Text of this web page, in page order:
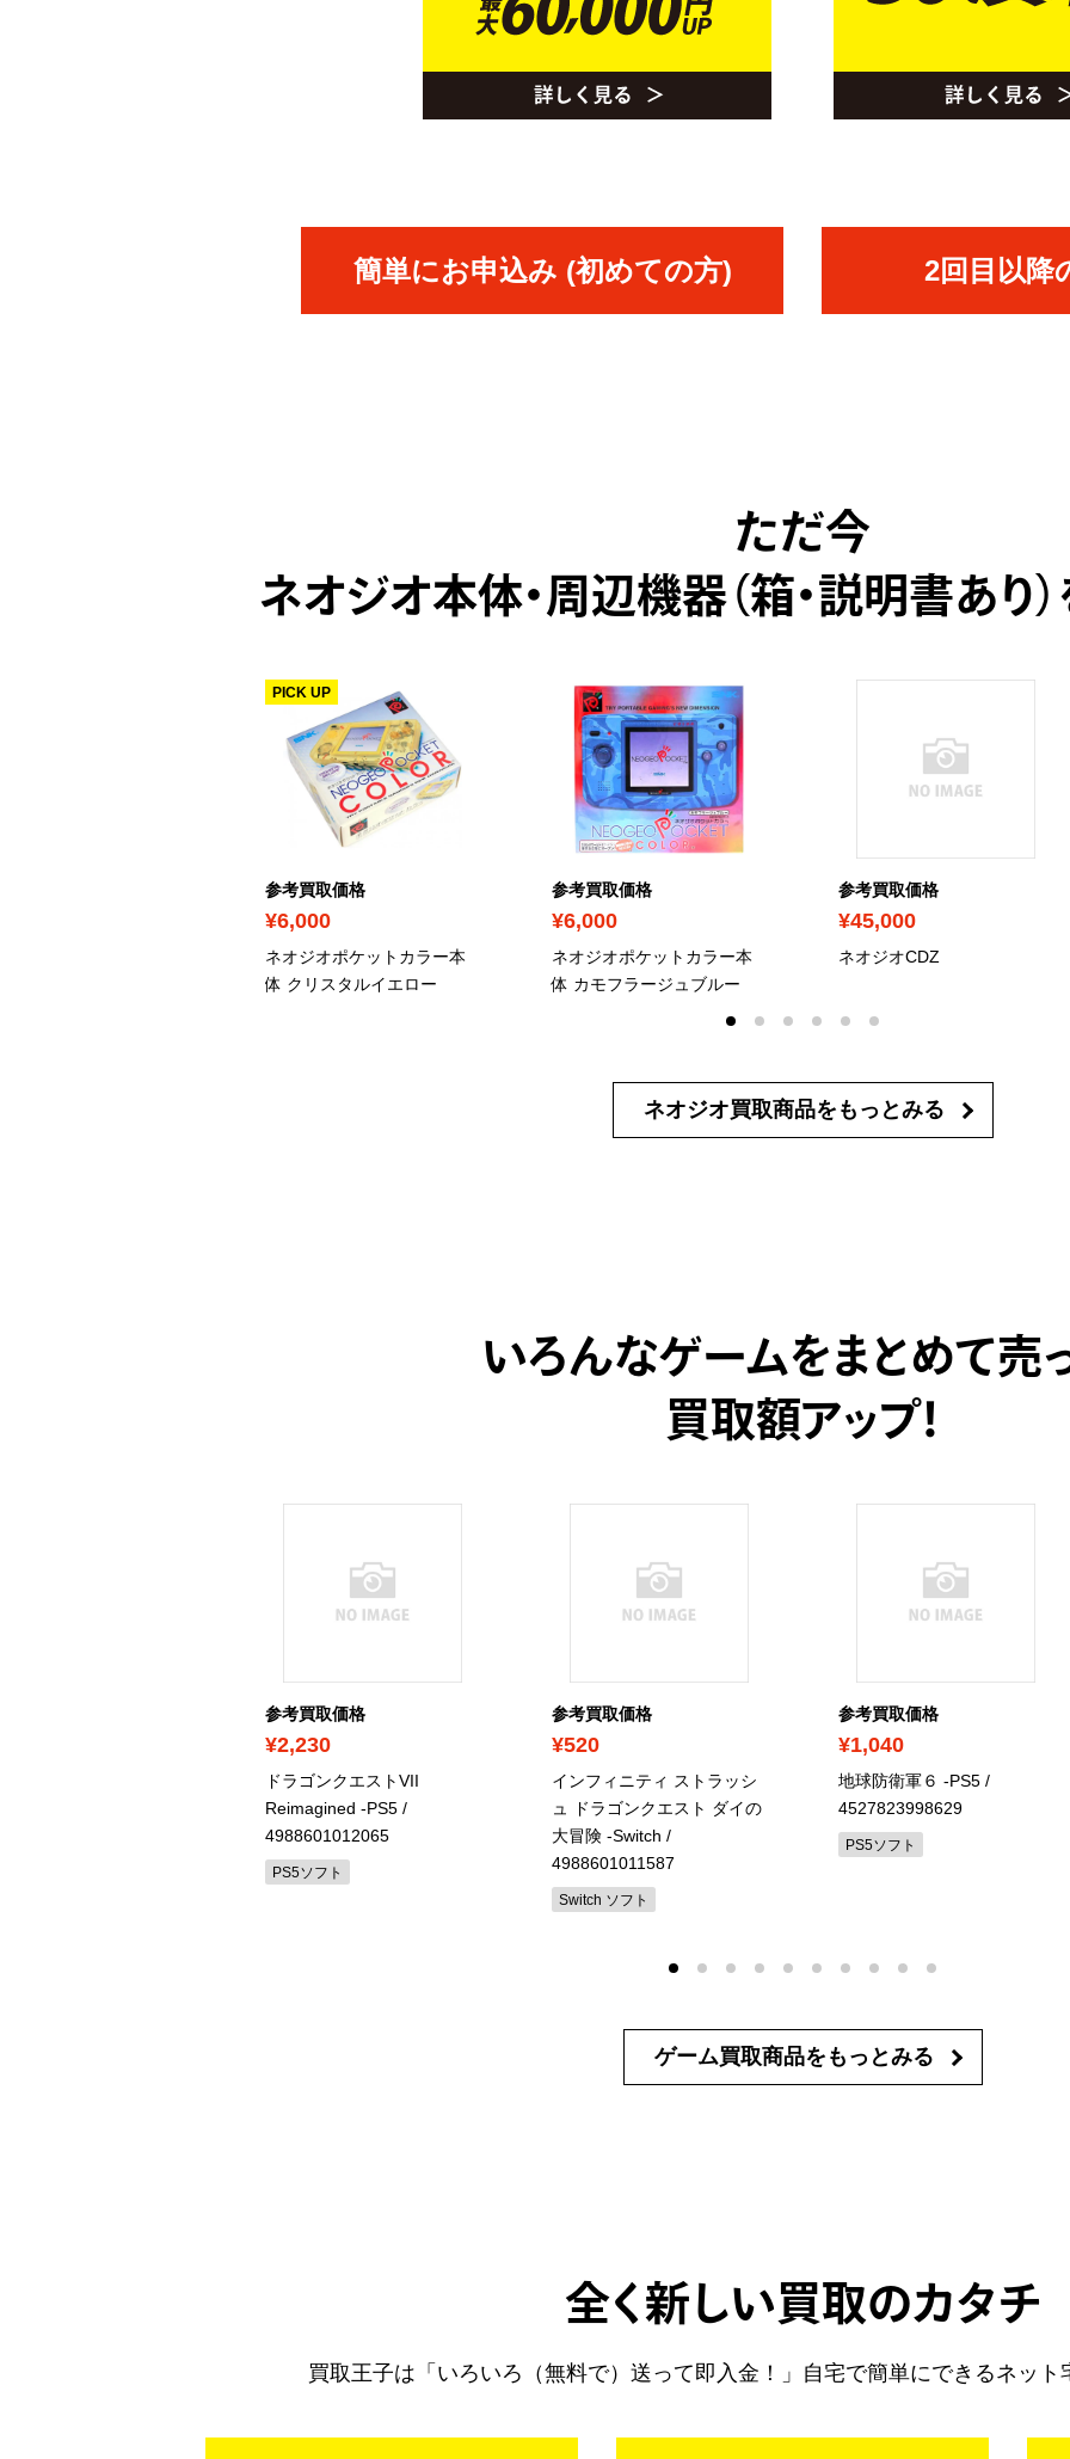
簡単にお申込み (初めての方) 2回目以降
ただ今
ネオジオ本体・周辺機器（箱・説明書あり
参考買取価格
¥6,000
PICK UP
ネオジオポケットカラー本
体 クリスタルイエロー
参考買取価格
¥6,000
ネオジオポケットカラー本
体 カモフラージュブルー
参考買取価格
¥45,000
ネオジオCDZ
ネオジオ買取商品を もっとみる
いろんなゲームをまとめて売
買取額アップ！
参考買取価格
¥2,230
ドラゴンクエストVII
Reimagined -PS5 /
4988601012065
PS5ソフト
参考買取価格
¥520
インフィニティ ストラッシ
ュ ドラゴンクエスト ダイの
大冒険 -Switch /
4988601011587
Switch ソフト
参考買取価格
¥1,040
地球防衛軍６ -PS5 /
4527823998629
PS5ソフト
ゲーム買取商品を もっとみる
全く新しい買取のカタチ
買取王子は「いろいろ（無料で）送って即入金！」自宅で簡単にできるネッ